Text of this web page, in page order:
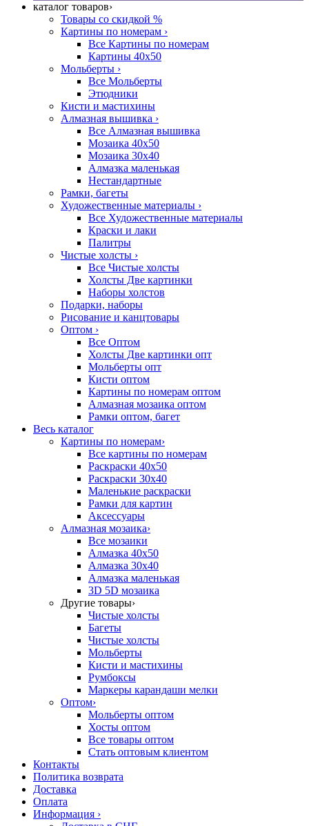
каталог товаров›
Товары со скидкой %
Картины по номерам ›
Все Картины по номерам
Картины 40x50
Мольберты ›
Все Мольберты
Этюдники
Кисти и мастихины
Алмазная вышивка ›
Все Алмазная вышивка
Мозаика 40x50
Мозаика 30x40
Алмазка маленькая
Нестандартные
Рамки, багеты
Художественные материалы ›
Все Художественные материалы
Краски и лаки
Палитры
Чистые холсты ›
Все Чистые холсты
Холсты Две картинки
Наборы холстов
Подарки, наборы
Рисование и канцтовары
Оптом ›
Все Оптом
Холсты Две картинки опт
Мольберты опт
Кисти оптом
Картины по номерам оптом
Алмазная мозаика оптом
Рамки оптом, багет
Весь каталог
Картины по номерам›
Все картины по номерам
Раскраски 40х50
Раскраски 30х40
Маленькие раскраски
Рамки для картин
Аксессуары
Алмазная мозаика›
Все мозаики
Алмазка 40х50
Алмазка 30х40
Алмазка маленькая
3D 5D мозаика
Другие товары›
Чистые холсты
Багеты
Чистые холсты
Мольберты
Кисти и мастихины
Румбоксы
Маркеры карандаши мелки
Оптом›
Мольберты оптом
Хосты оптом
Все товары оптом
Стать оптовым клиентом
Контакты
Политика возврата
Доставка
Оплата
Информация ›